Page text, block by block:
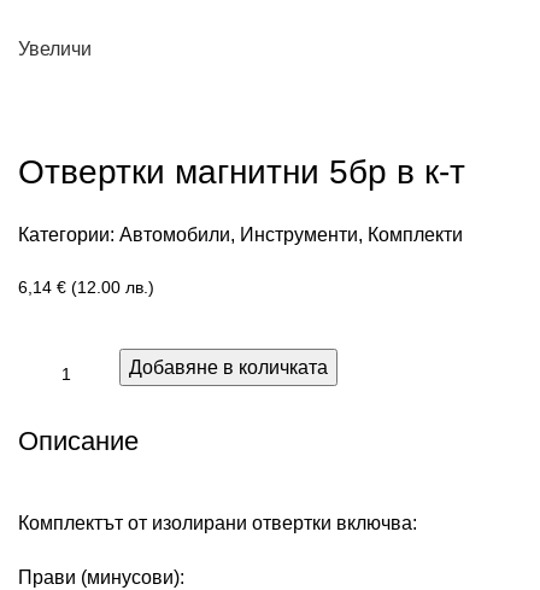
Увеличи
Отвертки магнитни 5бр в к-т
Категории: Автомобили, Инструменти, Комплекти
6,14 € (12.00 лв.)
Добавяне в количката
Описание
Комплектът от изолирани отвертки включва:
Прави (минусови):